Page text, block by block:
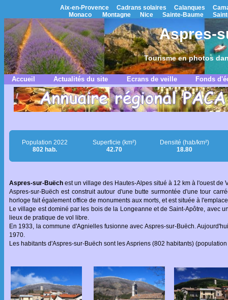
Aix-en-Provence Cadrans solaires Calanques
Monaco
Montagne Nice Sainte-Baume
Aspres-
Tourisme en photos
Accueil Actualités du site Ecrans de veille Fonds
Population 2022
802 hab.
Superficie (km²)
42.70
Densité (hab/km²)
18.80
Aspres-sur-Buëch est un village des Hautes-Alpes situé à 12 km à l'ouest de
Aspres-sur-Buëch est construit autour d'une butte surmontée d'une tour
horloge fait également office de monuments aux morts, et est située à
Le village est dominé par les bois de la Longeanne et de Saint-Apôtre, avec
lieux de pratique de vol libre.
En 1933, la commune d'Agnielles fusionne avec Aspres-sur-Buëch.
1970.
Les habitants d'Aspres-sur-Buëch sont les Aspriens (802 habitants)